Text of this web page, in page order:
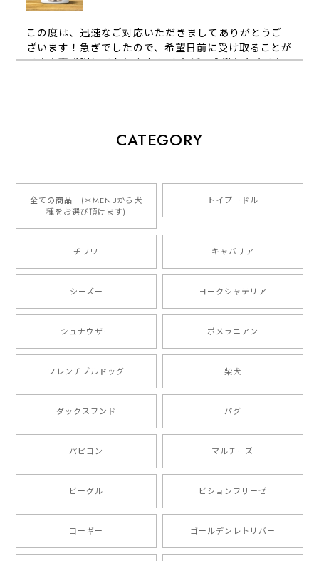
この度は、迅速なご対応いただきましてありがとうご
ざいます！急ぎでしたので、希望日前に受け取ることが
でき大変感謝しております！ またぜひ今後ともよろし
2026/01/16
とっても可愛くて、わんちゃんの名前や電話番号も分か
りやすくて最高です！ ありがとうございました❁⃘*.ﾟ
ご縁がありましたら、またよろしくお願いいたします。
【 自然に囲まれた ダックスフンド 】 キャニスター 保存容器 お家用 プレゼント 犬 ペット うちの子 犬グッズ
【 ボーダーコリー 水彩画風 毛色4色 】 手帳 スマホケース 犬 うちの子 iPhone & Android
ったです。 ご連絡が取りづらい点だけ少し不安になり
ましたが、商品の素敵さでチャラです。 本当に可愛
い。ありがとうございます。
2024/10/28
注文受領連絡が無かったのでハラハラしましたが… 可
CATEGORY
全ての商品 (＊MENUから犬
種をお選び頂けます)
トイプードル
チワワ キャバリア
シーズー ヨークシャテリア
シュナウザー ポメラニアン
フレンチブルドッグ 柴犬
ダックスフンド パグ
パピヨン マルチーズ
ビーグル ビションフリーゼ
コーギー ゴールデンレトリバー